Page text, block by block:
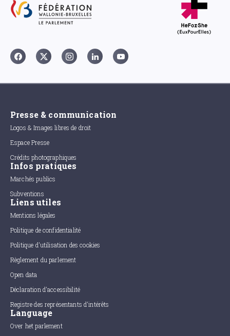
Presse & communication
Logos & Images libres de droit
Espace Presse
Crédits photographiques
Infos pratiques
Marchés publics
Subventions
Liens utiles
Mentions légales
Politique de confidentialité
Politique d'utilisation des cookies
Règlement du parlement
Open data
Déclaration d'accessibilité
Registre des représentants d'intérêts
Language
Over het parlement